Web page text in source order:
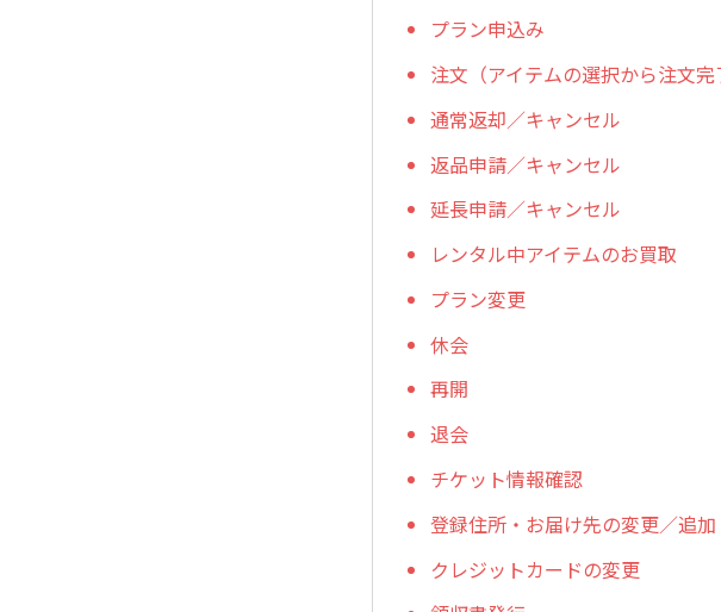
プラン申込み
注文（アイテムの選択から注文完
通常返却／キャンセル
返品申請／キャンセル
延長申請／キャンセル
レンタル中アイテムのお買取
プラン変更
休会
再開
退会
チケット情報確認
登録住所・お届け先の変更／追加
クレジットカードの変更